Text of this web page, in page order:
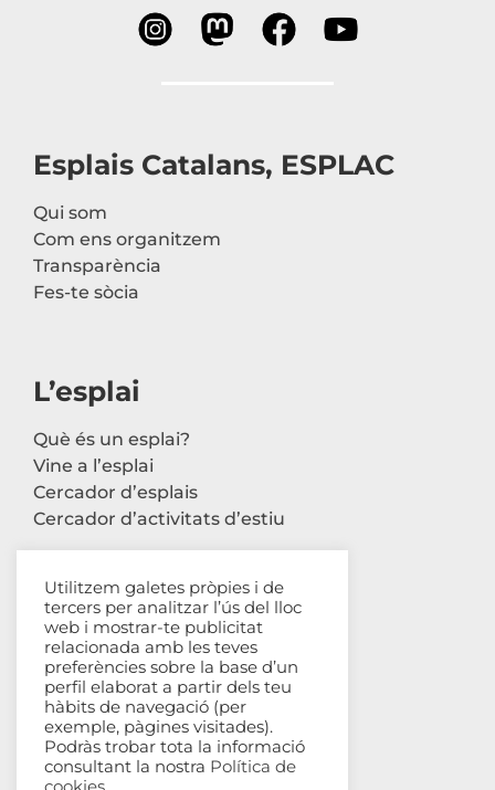
Esplais Catalans, ESPLAC
Qui som
Com ens organitzem
Transparència
Fes-te sòcia
L’esplai
Què és un esplai?
Vine a l’esplai
Cercador d’esplais
Cercador d’activitats d’estiu
Contacte
Carrer Avinyó, 44 2n
08002 Barcelona
93 302 61 03
esplac@esplac.cat
Utilitzem galetes pròpies i de
tercers per analitzar l’ús del lloc
web i mostrar-te publicitat
relacionada amb les teves
preferències sobre la base d’un
perfil elaborat a partir dels teu
hàbits de navegació (per
exemple, pàgines visitades).
Podràs trobar tota la informació
consultant la nostra Política de